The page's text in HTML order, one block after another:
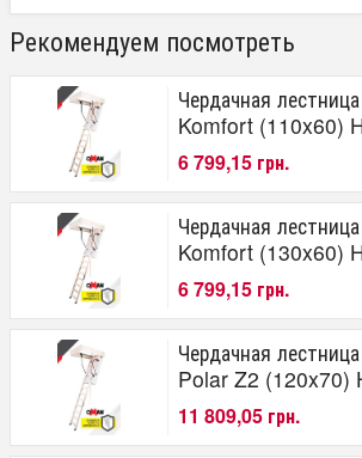
Рекомендуем посмотреть
Чердачная
Komfort (110x60)
6 799,15 грн.
Чердачная
Komfort (130x60)
6 799,15 грн.
Чердачная
Polar Z2 (120x70)
11 809,05 грн.